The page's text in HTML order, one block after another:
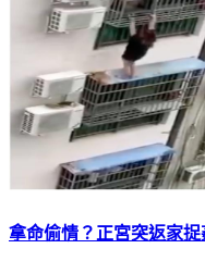
拿命偷情？正宮突返家